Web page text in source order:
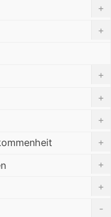
+
+
+
+
+
+
+
+
-